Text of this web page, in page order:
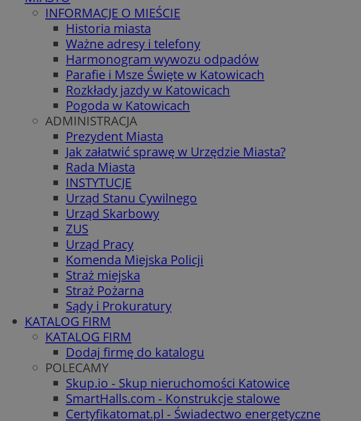
INFORMACJE O MIEŚCIE
Historia miasta
Ważne adresy i telefony
Harmonogram wywozu odpadów
Parafie i Msze Święte w Katowicach
Rozkłady jazdy w Katowicach
Pogoda w Katowicach
ADMINISTRACJA
Prezydent Miasta
Jak załatwić sprawę w Urzędzie Miasta?
Rada Miasta
INSTYTUCJE
Urząd Stanu Cywilnego
Urząd Skarbowy
ZUS
Urząd Pracy
Komenda Miejska Policji
Straż miejska
Straż Pożarna
Sądy i Prokuratury
KATALOG FIRM
KATALOG FIRM
Dodaj firmę do katalogu
POLECAMY
Skup.io - Skup nieruchomości Katowice
SmartHalls.com - Konstrukcje stalowe
Certyfikatomat.pl - Świadectwo energetyczne